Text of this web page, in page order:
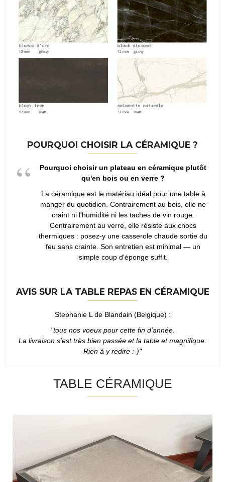
POURQUOI CHOISIR LA CÉRAMIQUE ?
Pourquoi choisir un plateau en céramique plutôt
qu'en bois ou en verre ?
La céramique est le matériau idéal pour une table à
manger du quotidien. Contrairement au bois, elle ne
craint ni l'humidité ni les taches de vin rouge.
Contrairement au verre, elle résiste aux chocs
thermiques : posez-y une casserole chaude sortie du
feu sans crainte. Son entretien est minimal — un
simple coup d'éponge suffit.
AVIS SUR LA TABLE REPAS EN CÉRAMIQUE
Stephanie L de Blandain (Belgique) :
"tous nos voeux pour cette fin d'année.
La livraison s'est très bien passée et la table et magnifique.
Rien à y redire :-)"
TABLE CÉRAMIQUE